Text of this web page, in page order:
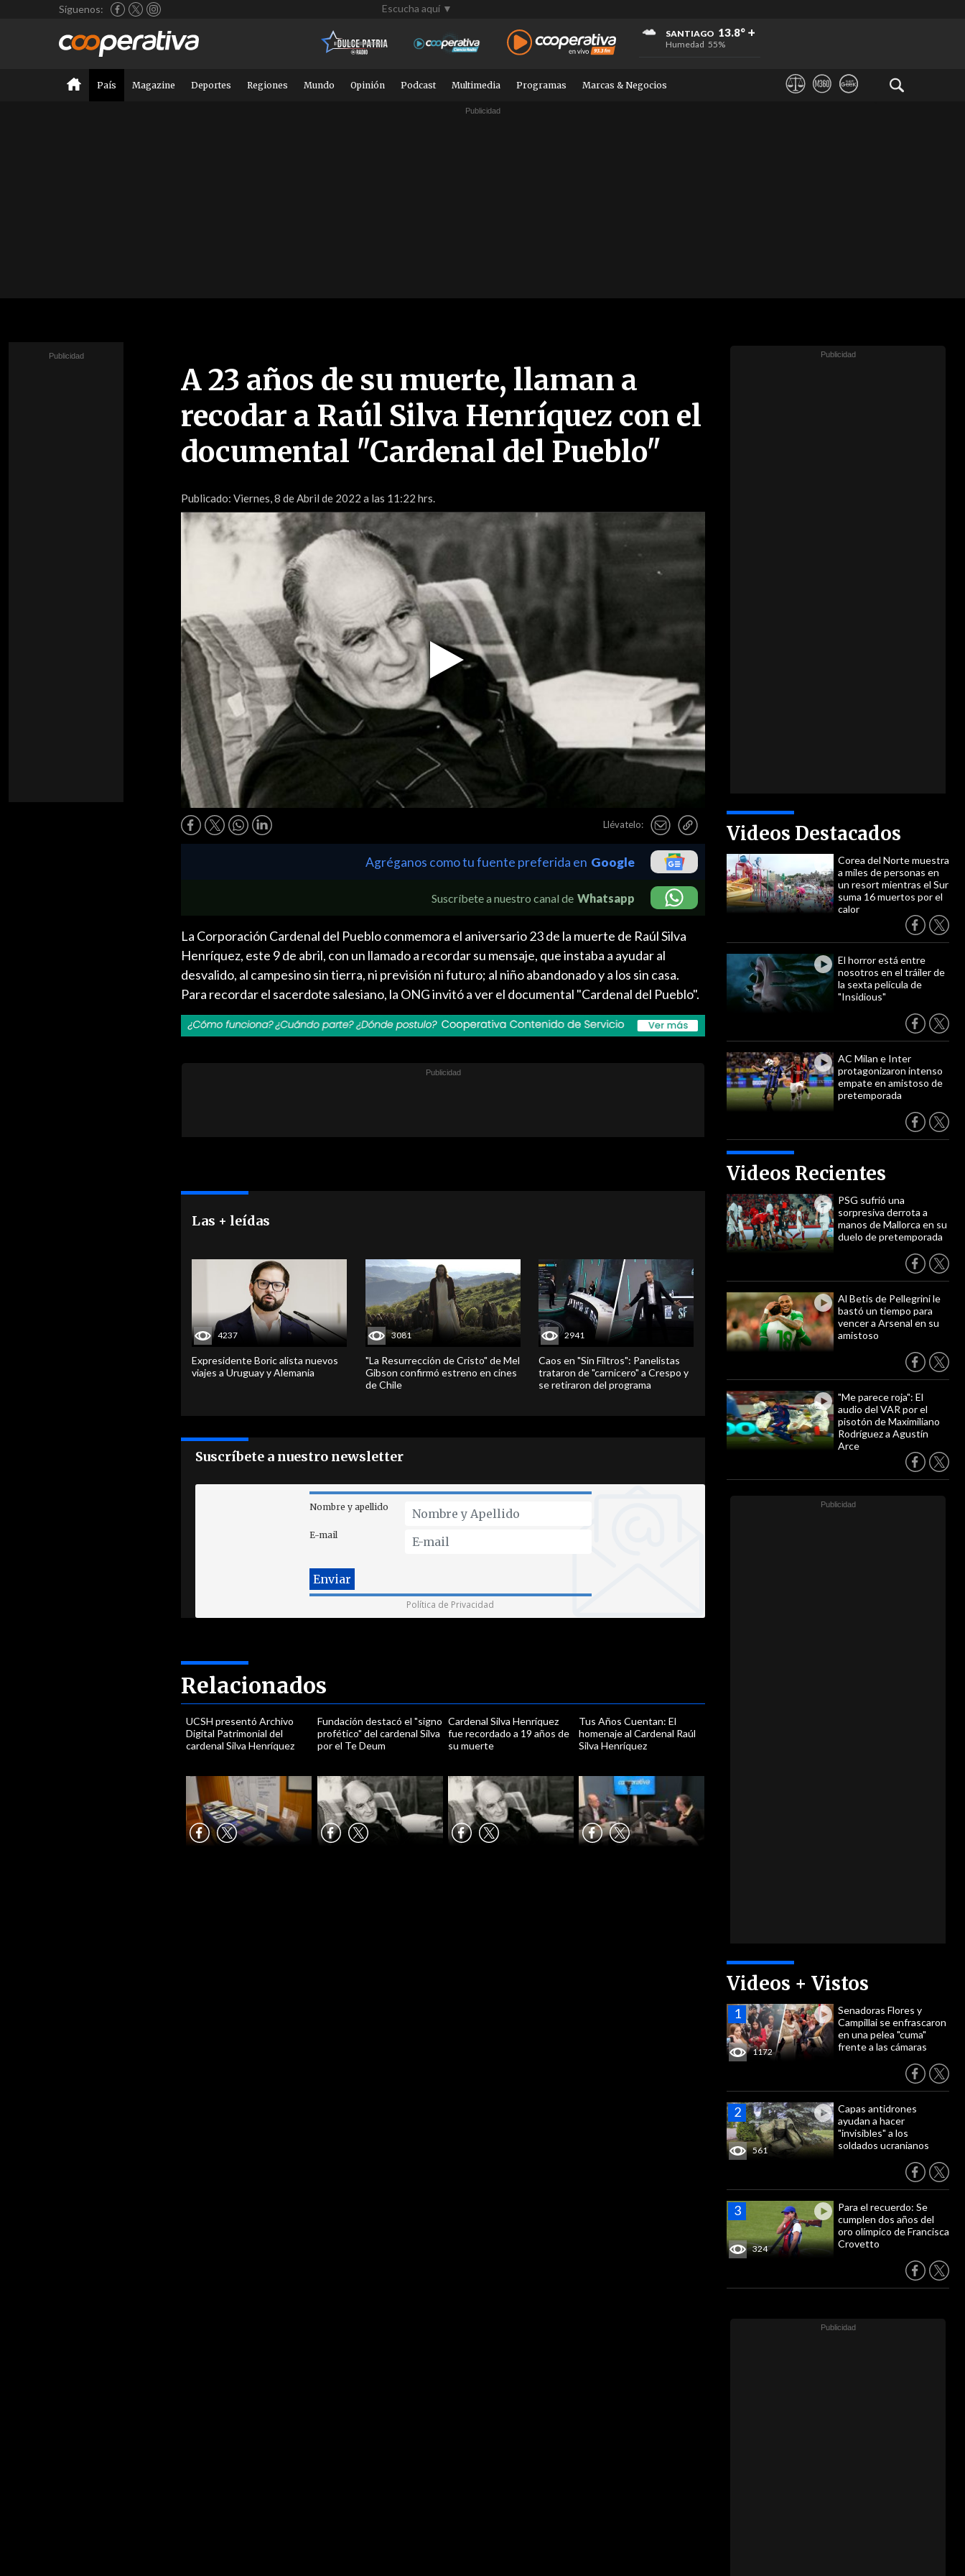
Síguenos: Escucha aquí ▼
SANTIAGO 13.8°
Humedad 55%
+
+
+
País Magazine Deportes Regiones Mundo Opinión Podcast Multimedia Programas Marcas & Negocios
A 23 años de su muerte, llaman a
recodar a Raúl Silva Henríquez con el
documental "Cardenal del Pueblo"
Publicado: Viernes, 8 de Abril de 2022 a las 11:22 hrs.
Play
Video
Llévatelo: Videos Destacados
Corea del Norte muestra
a miles de personas en
un resort mientras el Sur
suma 16 muertos por el
calor
El horror está entre
nosotros en el tráiler de
la sexta película de
"Insidious"
AC Milan e Inter
protagonizaron intenso
empate en amistoso de
pretemporada
Videos Recientes
PSG sufrió una
sorpresiva derrota a
manos de Mallorca en su
duelo de pretemporada
Al Betis de Pellegrini le
bastó un tiempo para
vencer a Arsenal en su
amistoso
"Me parece roja": El
audio del VAR por el
pisotón de Maximiliano
Rodríguez a Agustín
Arce
Videos + Vistos
1172
Senadoras Flores y
Campillai se enfrascaron
en una pelea "cuma"
frente a las cámaras
561
Capas antidrones
ayudan a hacer
"invisibles" a los
soldados ucranianos
324
Para el recuerdo: Se
cumplen dos años del
oro olímpico de Francisca
Crovetto
Agréganos como tu fuente preferida en Google
Suscríbete a nuestro canal de Whatsapp
La Corporación Cardenal del Pueblo conmemora el aniversario 23 de la muerte de Raúl Silva
Henríquez, este 9 de abril, con un llamado a recordar su mensaje, que instaba a ayudar al
desvalido, al campesino sin tierra, ni previsión ni futuro; al niño abandonado y a los sin casa.
Para recordar el sacerdote salesiano, la ONG invitó a ver el documental "Cardenal del Pueblo".
Las + leídas
4237
Expresidente Boric alista nuevos
viajes a Uruguay y Alemania
3081
"La Resurrección de Cristo" de Mel
Gibson confirmó estreno en cines
de Chile
2941
Caos en "Sin Filtros": Panelistas
trataron de "carnicero" a Crespo y
se retiraron del programa
Suscríbete a nuestro newsletter
Nombre y apellido
E-mail
Política de Privacidad
Relacionados
UCSH presentó Archivo
Digital Patrimonial del
cardenal Silva Henríquez
Fundación destacó el "signo
profético" del cardenal Silva
por el Te Deum
Cardenal Silva Henríquez
fue recordado a 19 años de
su muerte
Tus Años Cuentan: El
homenaje al Cardenal Raúl
Silva Henríquez